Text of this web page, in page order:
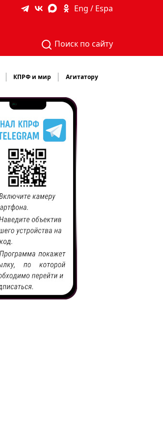
Eng / Espa
Поиск по сайту
КПРФ и мир Агитатору